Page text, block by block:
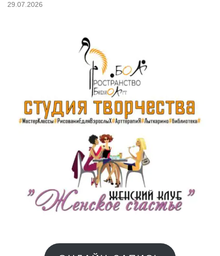
29.07.2026